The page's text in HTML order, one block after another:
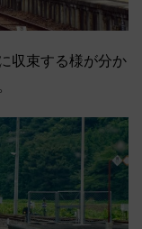
収束する様が分か